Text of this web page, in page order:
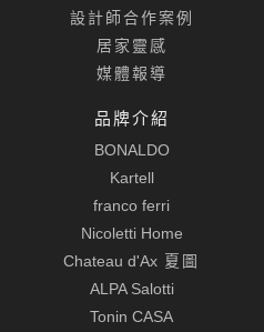
設計師合作案例
居家靈感
媒體報導
品牌介紹
BONALDO
Kartell
franco ferri
Nicoletti Home
Chateau d'Ax 夏圖
ALPA Salotti
Tonin CASA